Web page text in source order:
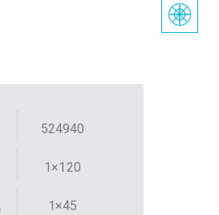
524940
1×120
1×45